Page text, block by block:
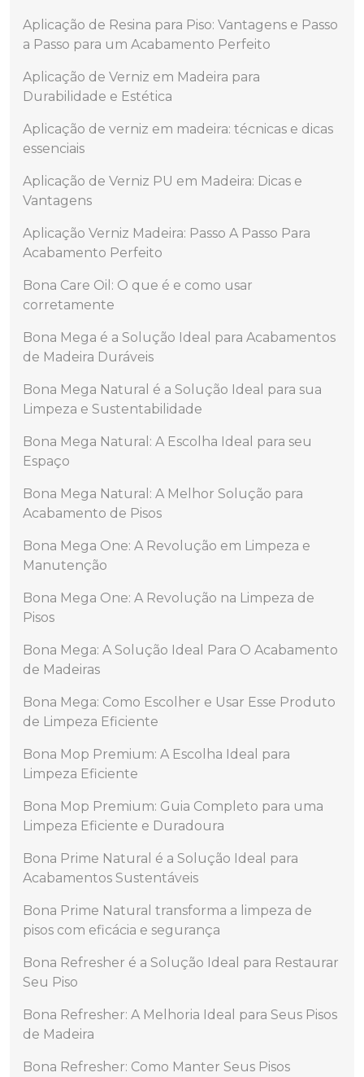
Aplicação de Resina para Piso: Vantagens e Passo
a Passo para um Acabamento Perfeito
Aplicação de Verniz em Madeira para
Durabilidade e Estética
Aplicação de verniz em madeira: técnicas e dicas
essenciais
Aplicação de Verniz PU em Madeira: Dicas e
Vantagens
Aplicação Verniz Madeira: Passo A Passo Para
Acabamento Perfeito
Bona Care Oil: O que é e como usar
corretamente
Bona Mega é a Solução Ideal para Acabamentos
de Madeira Duráveis
Bona Mega Natural é a Solução Ideal para sua
Limpeza e Sustentabilidade
Bona Mega Natural: A Escolha Ideal para seu
Espaço
Bona Mega Natural: A Melhor Solução para
Acabamento de Pisos
Bona Mega One: A Revolução em Limpeza e
Manutenção
Bona Mega One: A Revolução na Limpeza de
Pisos
Bona Mega: A Solução Ideal Para O Acabamento
de Madeiras
Bona Mega: Como Escolher e Usar Esse Produto
de Limpeza Eficiente
Bona Mop Premium: A Escolha Ideal para
Limpeza Eficiente
Bona Mop Premium: Guia Completo para uma
Limpeza Eficiente e Duradoura
Bona Prime Natural é a Solução Ideal para
Acabamentos Sustentáveis
Bona Prime Natural transforma a limpeza de
pisos com eficácia e segurança
Bona Refresher é a Solução Ideal para Restaurar
Seu Piso
Bona Refresher: A Melhoria Ideal para Seus Pisos
de Madeira
Bona Refresher: Como Manter Seus Pisos